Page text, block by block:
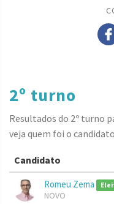
2º turno
Resultados do 2º turno
veja quem foi o
Candidato
Romeu Zema
NOVO